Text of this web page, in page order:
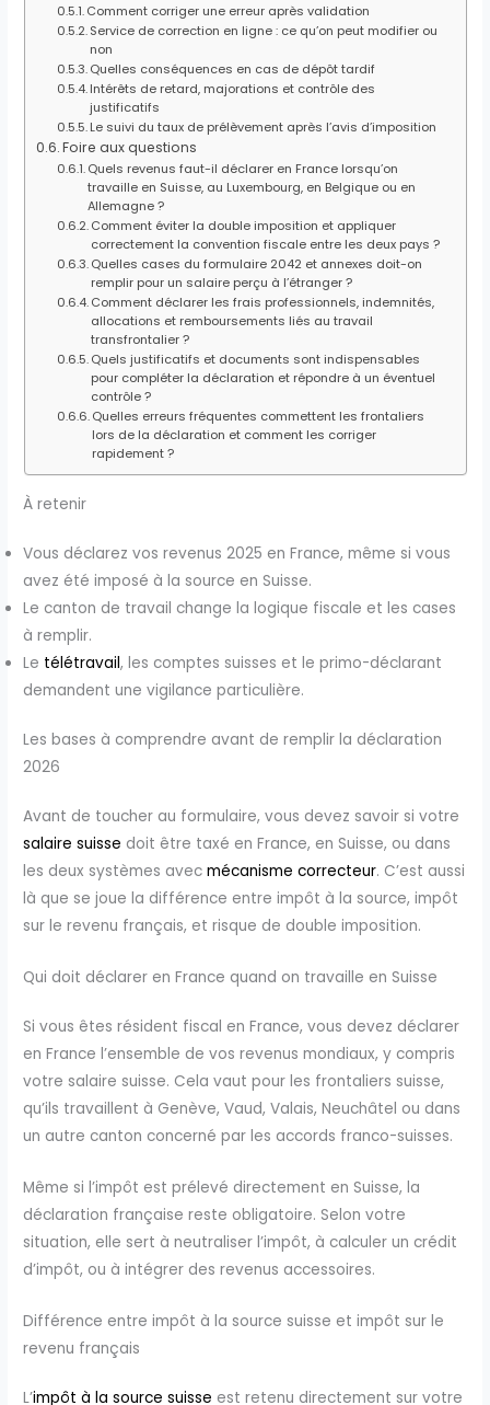
Comment corriger une erreur après validation
Service de correction en ligne : ce qu’on peut modifier ou
non
Quelles conséquences en cas de dépôt tardif
Intérêts de retard, majorations et contrôle des
justificatifs
Le suivi du taux de prélèvement après l’avis d’imposition
Foire aux questions
Quels revenus faut-il déclarer en France lorsqu’on
travaille en Suisse, au Luxembourg, en Belgique ou en
Allemagne ?
Comment éviter la double imposition et appliquer
correctement la convention fiscale entre les deux pays ?
Quelles cases du formulaire 2042 et annexes doit-on
remplir pour un salaire perçu à l’étranger ?
Comment déclarer les frais professionnels, indemnités,
allocations et remboursements liés au travail
transfrontalier ?
Quels justificatifs et documents sont indispensables
pour compléter la déclaration et répondre à un éventuel
contrôle ?
Quelles erreurs fréquentes commettent les frontaliers
lors de la déclaration et comment les corriger
rapidement ?
À retenir
Vous déclarez vos revenus 2025 en France, même si vous
avez été imposé à la source en Suisse.
Le canton de travail change la logique fiscale et les cases
à remplir.
Le télétravail, les comptes suisses et le primo-déclarant
demandent une vigilance particulière.
Les bases à comprendre avant de remplir la déclaration
2026
Avant de toucher au formulaire, vous devez savoir si votre
salaire suisse doit être taxé en France, en Suisse, ou dans
les deux systèmes avecmécanisme correcteur. C’est aussi
là que se joue la différence entre impôt à la source, impôt
sur le revenu français, et risque de double imposition.
Qui doit déclarer en France quand on travaille en Suisse
Si vous êtes résident fiscal en France, vous devez déclarer
en France l’ensemble de vos revenus mondiaux, y compris
votre salaire suisse. Cela vaut pour les frontaliers suisse,
qu’ils travaillent à Genève, Vaud, Valais, Neuchâtel ou dans
un autre canton concerné par les accords franco-suisses.
Même si l’impôt est prélevé directement en Suisse, la
déclaration française reste obligatoire. Selon votre
situation, elle sert à neutraliser l’impôt, à calculer un crédit
d’impôt, ou à intégrer des revenus accessoires.
Différence entre impôt à la source suisse et impôt sur le
revenu français
L’impôt à la source suisse est retenu directement sur votre